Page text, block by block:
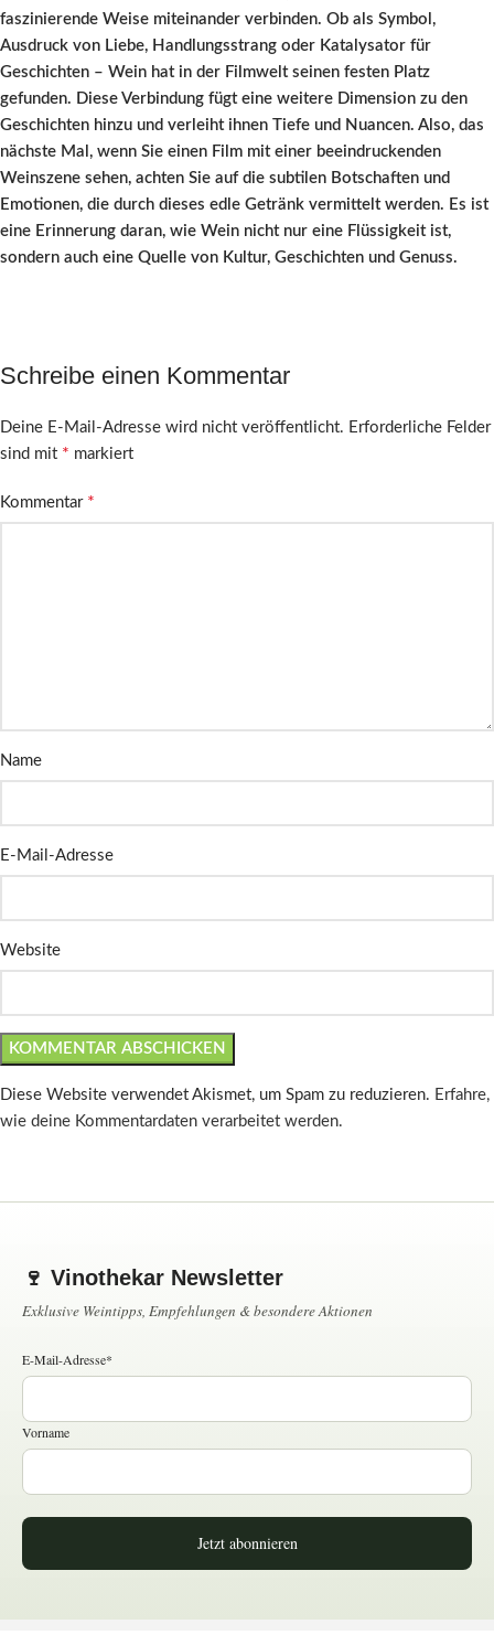
faszinierende Weise miteinander verbinden. Ob als Symbol,
Ausdruck von Liebe, Handlungsstrang oder Katalysator für
Geschichten – Wein hat in der Filmwelt seinen festen Platz
gefunden. Diese Verbindung fügt eine weitere Dimension zu den
Geschichten hinzu und verleiht ihnen Tiefe und Nuancen. Also, das
nächste Mal, wenn Sie einen Film mit einer beeindruckenden
Weinszene sehen, achten Sie auf die subtilen Botschaften und
Emotionen, die durch dieses edle Getränk vermittelt werden. Es ist
eine Erinnerung daran, wie Wein nicht nur eine Flüssigkeit ist,
sondern auch eine Quelle von Kultur, Geschichten und Genuss.
Schreibe einen Kommentar
Deine E-Mail-Adresse wird nicht veröffentlicht. Erforderliche Felder
sind mit * markiert
Kommentar *
Name
E-Mail-Adresse
Website
Diese Website verwendet Akismet, um Spam zu reduzieren. Erfahre,
wie deine Kommentardaten verarbeitet werden.
🍷 Vinothekar Newsletter
Exklusive Weintipps, Empfehlungen & besondere Aktionen
E-Mail-Adresse*
Vorname
Jetzt abonnieren